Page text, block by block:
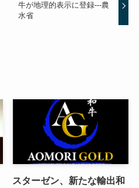
牛が地理的表示に登録---農
水省
スターゼン、新たな輸出和